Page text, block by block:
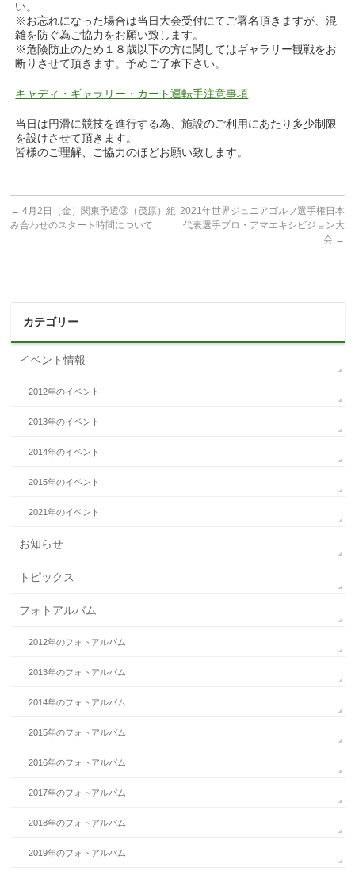
い。
※お忘れになった場合は当日大会受付にてご署名頂きますが、混
雑を防ぐ為ご協力をお願い致します。
※危険防止のため１８歳以下の方に関してはギャラリー観戦をお
断りさせて頂きます。予めご了承下さい。
キャディ・ギャラリー・カート運転手注意事項
当日は円滑に競技を進行する為、施設のご利用にあたり多少制限
を設けさせて頂きます。
皆様のご理解、ご協力のほどお願い致します。
← 4月2日（金）関東予選③（茂原）組
み合わせのスタート時間について
2021年世界ジュニアゴルフ選手権日本
代表選手プロ・アマエキシビジョン大
会 →
カテゴリー
イベント情報
2012年のイベント
2013年のイベント
2014年のイベント
2015年のイベント
2021年のイベント
お知らせ
トピックス
フォトアルバム
2012年のフォトアルバム
2013年のフォトアルバム
2014年のフォトアルバム
2015年のフォトアルバム
2016年のフォトアルバム
2017年のフォトアルバム
2018年のフォトアルバム
2019年のフォトアルバム